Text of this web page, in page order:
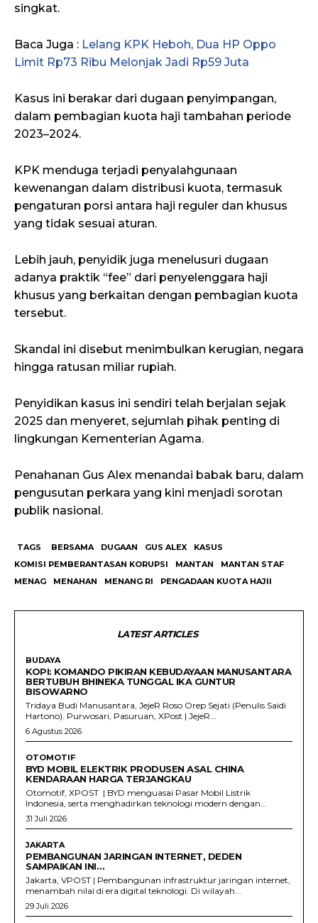
singkat.
Baca Juga : Lelang KPK Heboh, Dua HP Oppo
Limit Rp73 Ribu Melonjak Jadi Rp59 Juta
Kasus ini berakar dari dugaan penyimpangan,
dalam pembagian kuota haji tambahan periode
2023–2024.
KPK menduga terjadi penyalahgunaan
kewenangan dalam distribusi kuota, termasuk
pengaturan porsi antara haji reguler dan khusus
yang tidak sesuai aturan.
Lebih jauh, penyidik juga menelusuri dugaan
adanya praktik “fee” dari penyelenggara haji
khusus yang berkaitan dengan pembagian kuota
tersebut.
Skandal ini disebut menimbulkan kerugian, negara
hingga ratusan miliar rupiah.
Penyidikan kasus ini sendiri telah berjalan sejak
2025 dan menyeret, sejumlah pihak penting di
lingkungan Kementerian Agama.
Penahanan Gus Alex menandai babak baru, dalam
pengusutan perkara yang kini menjadi sorotan
publik nasional.
TAGS BERSAMA DUGAAN GUS ALEX
KASUS
KOMISI PEMBERANTASAN KORUPSI
MANTAN
MANTAN STAF
MENAG
MENAHAN MENANG RI PENGADAAN KUOTA HAJII
LATEST ARTICLES
BUDAYA
KOPI: KOMANDO PIKIRAN KEBUDAYAAN MANUSANTARA
BERTUBUH BHINEKA TUNGGAL IKA GUNTUR
BISOWARNO
Tridaya Budi Manusantara, JejeR Roso Orep Sejati (Penulis Saidi
Hartono). Purwosari, Pasuruan, XPost | JejeR...
6 Agustus 2026
OTOMOTIF
BYD MOBIL ELEKTRIK PRODUSEN ASAL CHINA
KENDARAAN HARGA TERJANGKAU
Otomotif, XPOST | BYD menguasai Pasar Mobil Listrik
Indonesia, serta menghadirkan teknologi modern dengan...
31 Juli 2026
JAKARTA
PEMBANGUNAN JARINGAN INTERNET, DEDEN
SAMPAIKAN INI…
Jakarta, VPOST | Pembangunan infrastruktur jaringan internet,
menambah nilai di era digital teknologi. Di wilayah...
29 Juli 2026